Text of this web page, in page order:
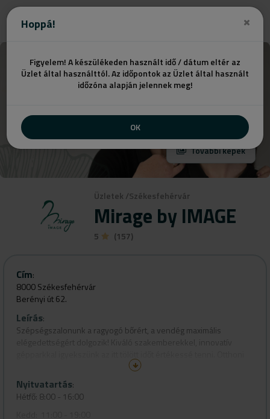
Hoppá!
Figyelem! A készülékeden használt idő / dátum eltér az
Üzlet által használttól. Az időpontok az Üzlet által használt
időzóna alapján jelennek meg!
OK
Üzletek /Székesfehérvár
Mirage by IMAGE
5 (157)
További képek
Cím:
8000 Székesfehérvár
Berényi út 62.
Leírás:
Szépségszalonunk a ragyogó bőrért, a vendég maximális
bőrápolásodban is segítségedre leszünk, hiszen shopunkban
lehetőséged van megvásárolni, amit ajánlunk. Emeljük ki a
szépséged együtt!!
Nyitvatartás:
Hétfő: 8:00 - 16:00